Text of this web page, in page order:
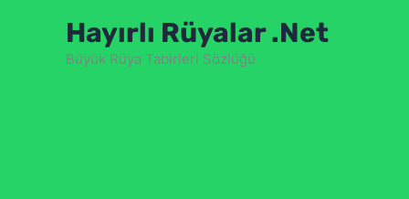
Hayırlı Rüyalar .Net
Büyük Rüya Tabirleri Sözlüğü